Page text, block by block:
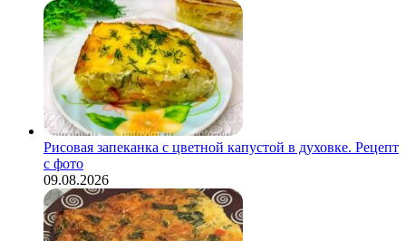
Рисовая запеканка с цветной капустой в духовке. Рецепт
с фото
09.08.2026